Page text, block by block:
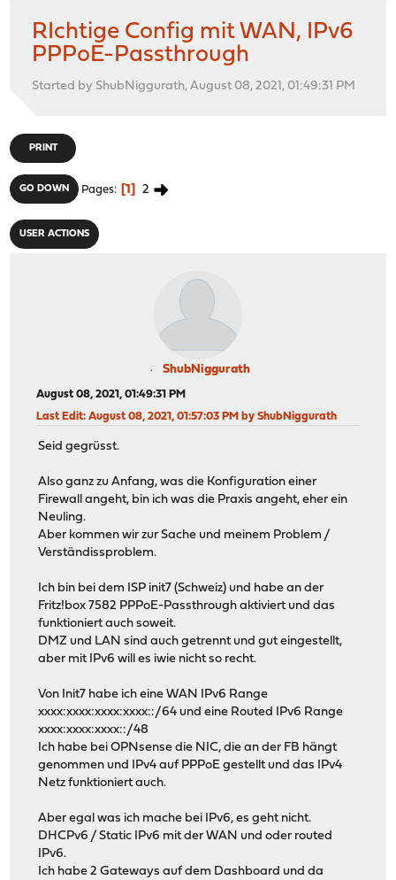
RIchtige Config mit WAN, IPv6
PPPoE-Passthrough
Started by ShubNiggurath, August 08, 2021, 01:49:31 PM
PRINT
GO DOWN Pages 1 2
USER ACTIONS
ShubNiggurath
August 08, 2021, 01:49:31 PM
Last Edit: August 08, 2021, 01:57:03 PM by ShubNiggurath
Seid gegrüsst.
Also ganz zu Anfang, was die Konfiguration einer
Firewall angeht, bin ich was die Praxis angeht, eher ein
Neuling.
Aber kommen wir zur Sache und meinem Problem /
Verständissproblem.
Ich bin bei dem ISP init7 (Schweiz) und habe an der
Fritz!box 7582 PPPoE-Passthrough aktiviert und das
funktioniert auch soweit.
DMZ und LAN sind auch getrennt und gut eingestellt,
aber mit IPv6 will es iwie nicht so recht.
Von Init7 habe ich eine WAN IPv6 Range
xxxx:xxxx:xxxx:xxxx::/64 und eine Routed IPv6 Range
xxxx:xxxx:xxxx::/48
Ich habe bei OPNsense die NIC, die an der FB hängt
genommen und IPv4 auf PPPoE gestellt und das IPv4
Netz funktioniert auch.
Aber egal was ich mache bei IPv6, es geht nicht.
DHCPv6 / Static IPv6 mit der WAN und oder routed
IPv6.
Ich habe 2 Gateways auf dem Dashboard und da